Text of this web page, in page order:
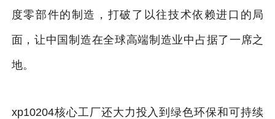
度零部件的制造，打破了以往技术依赖进口的局
面，让中国制造在全球高端制造业中占据了一席之
地。
xp10204核心工厂还大力投入到绿色环保和可持续